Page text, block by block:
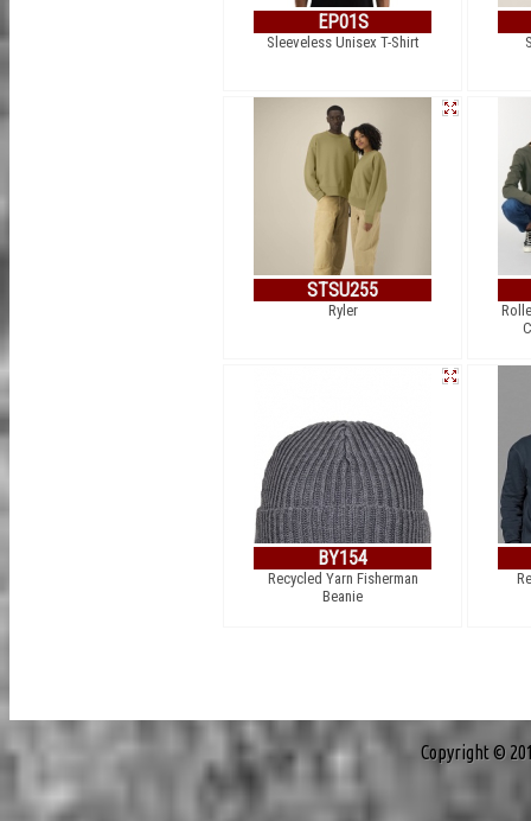
EP01S
Sleeveless Unisex T-Shirt
STSU255
Ryler
BY154
Recycled Yarn Fisherman
Beanie
Copyright ©